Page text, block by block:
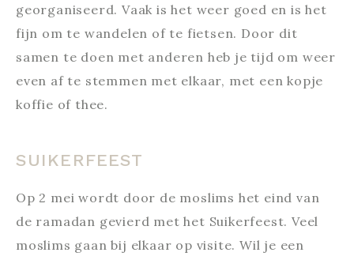
georganiseerd. Vaak is het weer goed en is het
fijn om te wandelen of te fietsen. Door dit
samen te doen met anderen heb je tijd om weer
even af te stemmen met elkaar, met een kopje
koffie of thee.
SUIKERFEEST
Op 2 mei wordt door de moslims het eind van
de ramadan gevierd met het Suikerfeest. Veel
moslims gaan bij elkaar op visite. Wil je een